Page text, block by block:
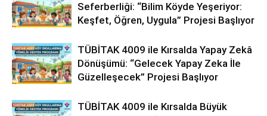
Seferberliği: “Bilim Köyde Yeşeriyor:
Keşfet, Öğren, Uygula” Projesi Başlıyor
TÜBİTAK 4009 ile Kırsalda Yapay Zekâ
Dönüşümü: “Gelecek Yapay Zeka İle
Güzelleşecek” Projesi Başlıyor
TÜBİTAK 4009 ile Kırsalda Büyük